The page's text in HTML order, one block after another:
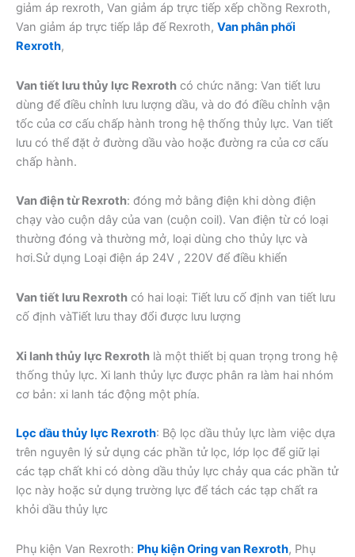
giảm áp rexroth, Van giảm áp trực tiếp xếp chồng Rexroth,
Van giảm áp trực tiếp lắp đế Rexroth, Van phân phối
Rexroth,
Van tiết lưu thủy lực Rexroth có chức năng: Van tiết lưu
dùng để điều chỉnh lưu lượng dầu, và do đó điều chỉnh vận
tốc của cơ cấu chấp hành trong hệ thống thủy lực. Van tiết
lưu có thể đặt ở đường dầu vào hoặc đường ra của cơ cấu
chấp hành.
Van điện từ Rexroth: đóng mở bằng điện khi dòng điện
chạy vào cuộn dây của van (cuộn coil). Van điện từ có loại
thường đóng và thường mở, loại dùng cho thủy lực và
hơi.Sử dụng Loại điện áp 24V , 220V để điều khiển
Van tiết lưu Rexroth có hai loại: Tiết lưu cố định van tiết lưu
cố định vàTiết lưu thay đổi được lưu lượng
Xi lanh thủy lực Rexroth là một thiết bị quan trọng trong hệ
thống thủy lực. Xi lanh thủy lực được phân ra làm hai nhóm
cơ bản: xi lanh tác động một phía.
Lọc dầu thủy lực Rexroth: Bộ lọc dầu thủy lực làm việc dựa
trên nguyên lý sử dụng các phần tử lọc, lớp lọc để giữ lại
các tạp chất khi có dòng dầu thủy lực chảy qua các phần tử
lọc này hoặc sử dụng trường lực để tách các tạp chất ra
khỏi dầu thủy lực
Phụ kiện Van Rexroth: Phụ kiện Oring van Rexroth, Phụ